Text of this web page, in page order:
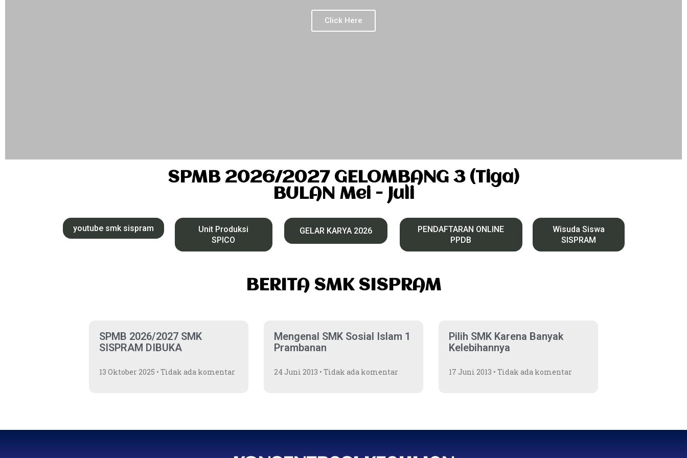
Click Here
SPMB 2026/2027 GELOMBANG 3 (Tiga)
BULAN Mei - Juli
youtube smk sispram
Unit Produksi
SPICO
GELAR KARYA 2026
PENDAFTARAN ONLINE
PPDB
Wisuda Siswa
SISPRAM
BERITA SMK SISPRAM
SPMB 2026/2027 SMK
SISPRAM DIBUKA
13 Oktober 2025 Tidak ada komentar
Mengenal SMK Sosial Islam 1
Prambanan
24 Juni 2013 Tidak ada komentar
Pilih SMK Karena Banyak
Kelebihannya
17 Juni 2013 Tidak ada komentar